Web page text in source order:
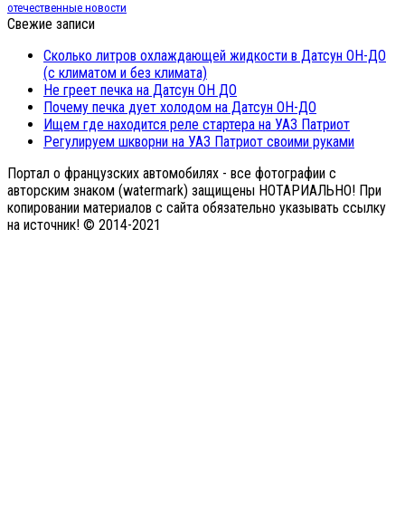
отечественные новости
Свежие записи
Сколько литров охлаждающей жидкости в Датсун ОН-ДО
(с климатом и без климата)
Не греет печка на Датсун ОН ДО
Почему печка дует холодом на Датсун ОН-ДО
Ищем где находится реле стартера на УАЗ Патриот
Регулируем шкворни на УАЗ Патриот своими руками
Портал о французских автомобилях - все фотографии с
авторским знаком (watermark) защищены НОТАРИАЛЬНО! При
копировании материалов с сайта обязательно указывать ссылку
на источник! © 2014-2021